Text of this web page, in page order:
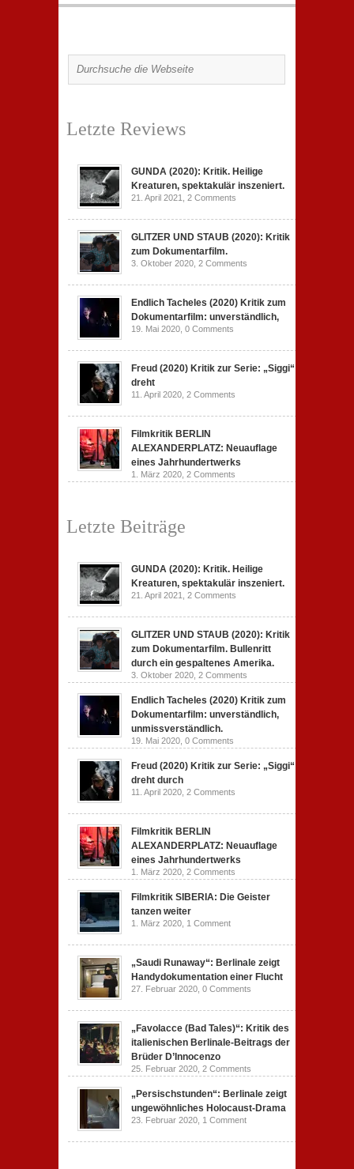
Letzte Reviews
GUNDA (2020): Kritik. Heilige
Kreaturen, spektakulär inszeniert.
21. April 2021, 2 Comments
GLITZER UND STAUB (2020): Kritik
zum Dokumentarfilm.
3. Oktober 2020, 2 Comments
Endlich Tacheles (2020) Kritik zum
Dokumentarfilm: unverständlich,
19. Mai 2020, 0 Comments
Freud (2020) Kritik zur Serie: „Siggi“
dreht
11. April 2020, 2 Comments
Filmkritik BERLIN
ALEXANDERPLATZ: Neuauflage
eines Jahrhundertwerks
1. März 2020, 2 Comments
Letzte Beiträge
GUNDA (2020): Kritik. Heilige
Kreaturen, spektakulär inszeniert.
21. April 2021, 2 Comments
GLITZER UND STAUB (2020): Kritik
zum Dokumentarfilm. Bullenritt
durch ein gespaltenes Amerika.
3. Oktober 2020, 2 Comments
Endlich Tacheles (2020) Kritik zum
Dokumentarfilm: unverständlich,
unmissverständlich.
19. Mai 2020, 0 Comments
Freud (2020) Kritik zur Serie: „Siggi“
dreht durch
11. April 2020, 2 Comments
Filmkritik BERLIN
ALEXANDERPLATZ: Neuauflage
eines Jahrhundertwerks
1. März 2020, 2 Comments
Filmkritik SIBERIA: Die Geister
tanzen weiter
1. März 2020, 1 Comment
„Saudi Runaway“: Berlinale zeigt
Handydokumentation einer Flucht
27. Februar 2020, 0 Comments
„Favolacce (Bad Tales)“: Kritik des
italienischen Berlinale-Beitrags der
Brüder D’Innocenzo
25. Februar 2020, 2 Comments
„Persischstunden“: Berlinale zeigt
ungewöhnliches Holocaust-Drama
23. Februar 2020, 1 Comment